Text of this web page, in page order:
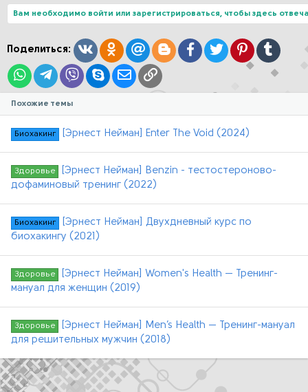
ц
и
:
Вам необходимо войти или зарегистрироваться, чтобы здесь
Поделиться: ВконтактеОдноклассники
Mail.ruBloggerFacebook
TwitterPinterestTumblr
WhatsAppTelegram
ViberSkypeЭлектронная почта
Ссылка
Похожие темы
Биохакинг [Эрнест Нейман] Enter The Void (2024)
Здоровье
[Эрнест Нейман] Benzin - тестостероново-
дофаминовый тренинг (2022)
Биохакинг
[Эрнест Нейман] Двухдневный курс по
биохакингу (2021)
Здоровье
[Эрнест Нейман] Women's Health — Тренинг-
мануал для женщин (2019)
Здоровье
[Эрнест Нейман] Men’s Health — Тренинг-мануал
для решительных мужчин (2018)